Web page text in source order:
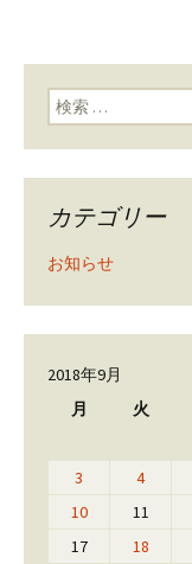
検索:
カテゴリー
お知らせ
2018年9月
月
火
3
4
10
11
17
18